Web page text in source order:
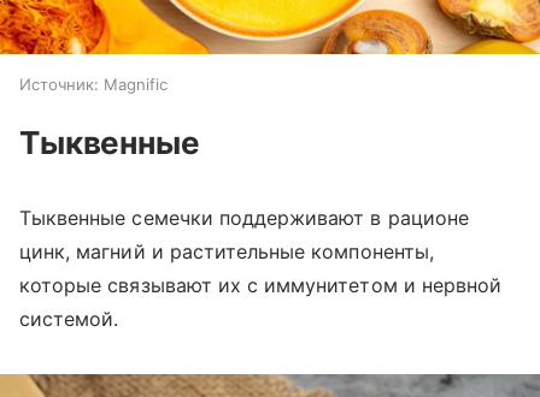
Источник: Magnific
Тыквенные
Тыквенные семечки поддерживают в рационе
цинк, магний и растительные компоненты,
которые связывают их с иммунитетом и нервной
системой.